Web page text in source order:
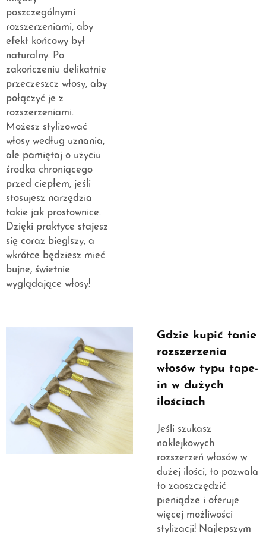
poszczególnymi
rozszerzeniami, aby
efekt końcowy był
naturalny. Po
zakończeniu delikatnie
przeczeszcz włosy, aby
połączyć je z
rozszerzeniami.
Możesz stylizować
włosy według uznania,
ale pamiętaj o użyciu
środka chroniącego
przed ciepłem, jeśli
stosujesz narzędzia
takie jak prostownice.
Dzięki praktyce stajesz
się coraz bieglszy, a
wkrótce będziesz mieć
bujne, świetnie
wyglądające włosy!
Gdzie kupić tanie
rozszerzenia
włosów typu tape-
in w dużych
ilościach
Jeśli szukasz
naklejkowych
rozszerzeń włosów w
dużej ilości, to pozwala
to zaoszczędzić
pieniądze i oferuje
więcej możliwości
stylizacji! Najlepszym